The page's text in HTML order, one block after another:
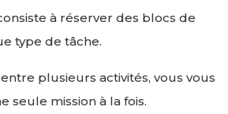
à réserver des blocs de
type de tâche.
plusieurs activités, vous vous
seule mission à la fois.